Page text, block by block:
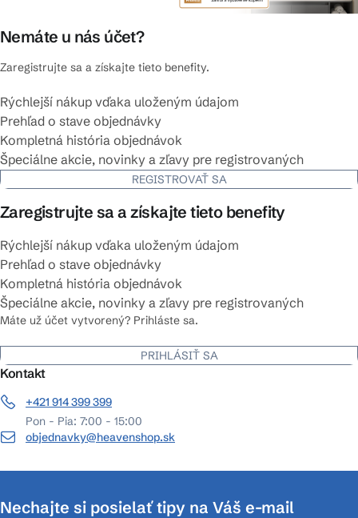
Nemáte u nás účet?
Zaregistrujte sa a získajte tieto benefity.
Rýchlejší nákup vďaka uloženým údajom
Prehľad o stave objednávky
Kompletná história objednávok
Špeciálne akcie, novinky a zľavy pre registrovaných
REGISTROVAŤ SA
Zaregistrujte sa a získajte tieto benefity
Rýchlejší nákup vďaka uloženým údajom
Prehľad o stave objednávky
Kompletná história objednávok
Špeciálne akcie, novinky a zľavy pre registrovaných
Máte už účet vytvorený? Prihláste sa.
PRIHLÁSIŤ SA
Kontakt
+421 914 399 399
Pon - Pia: 7:00 - 15:00
objednavky@heavenshop.sk
Nechajte si posielať tipy na Váš e-mail